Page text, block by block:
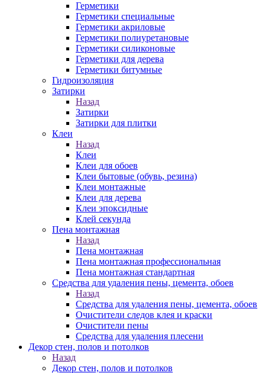
Герметики
Герметики специальные
Герметики акриловые
Герметики полиуретановые
Герметики силиконовые
Герметики для дерева
Герметики битумные
Гидроизоляция
Затирки
Назад
Затирки
Затирки для плитки
Клеи
Назад
Клеи
Клеи для обоев
Клеи бытовые (обувь, резина)
Клеи монтажные
Клеи для дерева
Клеи эпоксидные
Клей секунда
Пена монтажная
Назад
Пена монтажная
Пена монтажная профессиональная
Пена монтажная стандартная
Средства для удаления пены, цемента, обоев
Назад
Средства для удаления пены, цемента, обоев
Очистители следов клея и краски
Очистители пены
Средства для удаления плесени
Декор стен, полов и потолков
Назад
Декор стен, полов и потолков